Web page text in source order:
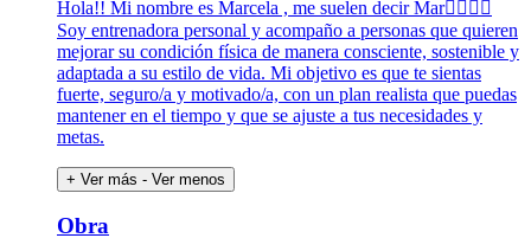
Hola!! Mi nombre es Marcela , me suelen decir Mar🙋🏽‍♀️✨
Soy entrenadora personal y acompaño a personas que quieren
mejorar su condición física de manera consciente, sostenible y
adaptada a su estilo de vida. Mi objetivo es que te sientas
fuerte, seguro/a y motivado/a, con un plan realista que puedas
mantener en el tiempo y que se ajuste a tus necesidades y
metas.
+ Ver más - Ver menos
Obra